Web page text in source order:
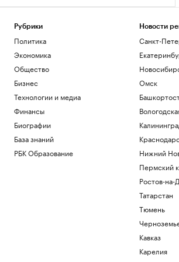
Рубрики
Политика
Экономика
Общество
Бизнес
Технологии и медиа
Финансы
Биографии
База знаний
РБК Образование
Новости
Санкт-
Омск
Нижний
Пермский
Ростов-на-
Татарстан
Тюмень
Кавказ
Карелия